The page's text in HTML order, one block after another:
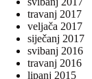
travanj 2017
veljača 2017
siječanj 2017
svibanj 2016
travanj 2016
lipanj 2015